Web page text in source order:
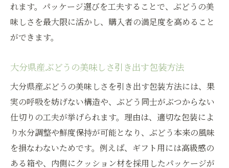
れます。パッケージ選びを工夫することで、ぶどうの美
味しさを最大限に活かし、購入者の満足度を高めること
ができます。
大分県産ぶどうの美味しさ引き出す包装方法
大分県産ぶどうの美味しさを引き出す包装方法には、果
実の呼吸を妨げない構造や、ぶどう同士がぶつからない
仕切りの工夫が挙げられます。理由は、適切な包装によ
り水分調整や鮮度保持が可能となり、ぶどう本来の風味
を損なわないためです。例えば、ギフト用には高級感の
ある箱や、内側にクッション材を採用したパッケージが